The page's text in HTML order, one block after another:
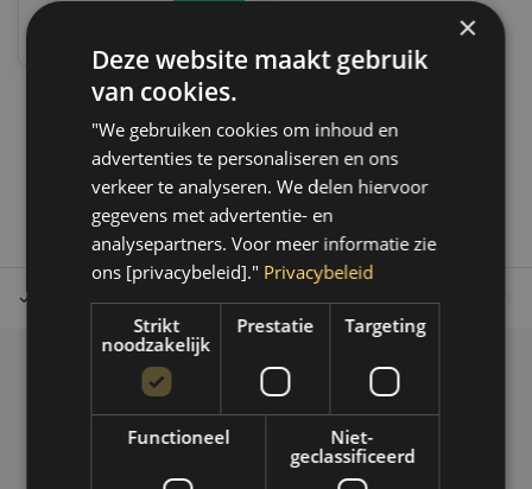
1
Tot 30 dagen retour sturen. Op werkdagen voor 14.00 uur
Klantenservice
Veelgestelde vragen
06-39119169
info@autoklusser.nl
×
Deze website maakt gebruik
van cookies.
"We gebruiken cookies om inhoud en
advertenties te personaliseren en ons
verkeer te analyseren. We delen hiervoor
gegevens met advertentie- en
analysepartners. Voor meer informatie zie
ons [privacybeleid]." Privacybeleid
Strikt
noodzakelijk
Prestatie Targeting
Functioneel
Niet-
geclassificeerd